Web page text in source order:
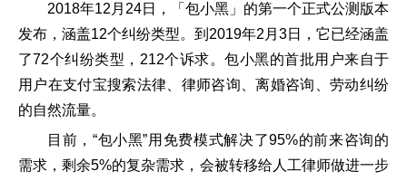
2018年12月24日，「包小黑」的第一个正式公测版本
发布，涵盖12个纠纷类型。到2019年2月3日，它已经涵盖
了72个纠纷类型，212个诉求。包小黑的首批用户来自于
用户在支付宝搜索法律、律师咨询、离婚咨询、劳动纠纷
的自然流量。
目前，“包小黑”用免费模式解决了95%的前来咨询的
需求，剩余5%的复杂需求，会被转移给人工律师做进一步